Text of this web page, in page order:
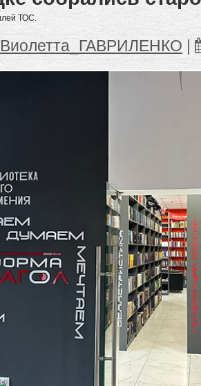
ТОС.
Виолетта_ГАВРИЛЕНКО